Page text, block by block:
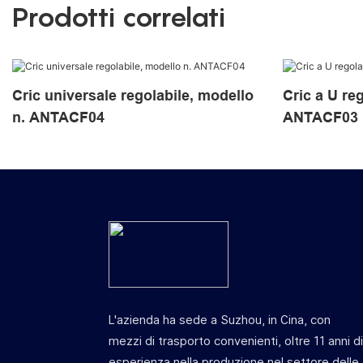
Prodotti correlati
Cric universale regolabile, modello
n. ANTACF04
Cric a U
ANTACF03
L'azienda ha sede a Suzhou, in Cina, con
mezzi di trasporto convenienti, oltre 11 anni di